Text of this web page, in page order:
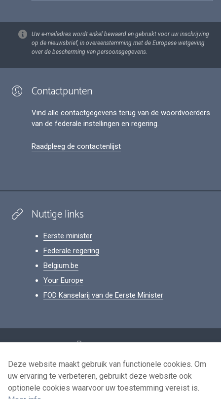
Uw e-mailadres wordt enkel bewaard en gebruikt voor uw inschrijving
op de nieuwsbrief, in overeenstemming met de Europese wetgeving
over de bescherming van persoonsgegevens.
Contactpunten
Vind alle contactgegevens terug van de woordvoerders
van de federale instellingen en regering.
Raadpleeg de contactenlijst
Nuttige links
Eerste minister
Federale regering
Belgium.be
Your Europe
FOD Kanselarij van de Eerste Minister
Persoonsgegevens
Voorwaarden voor het hergebruik
Contacteer ons
Deze website maakt gebruik van functionele cookies. Om
uw ervaring te verbeteren, gebruikt deze website ook
optionele cookies waarvoor uw toestemming vereist is.